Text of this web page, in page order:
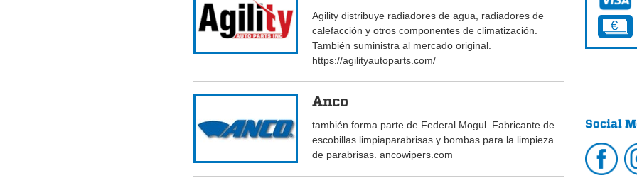
Agility distribuye radiadores de agua, radiadores de
calefacción y otros componentes de climatización.
También suministra al mercado original.
https://agilityautoparts.com/
Anco
también forma parte de Federal Mogul. Fabricante de
escobillas limpiaparabrisas y bombas para la limpieza
de parabrisas. ancowipers.com
Social